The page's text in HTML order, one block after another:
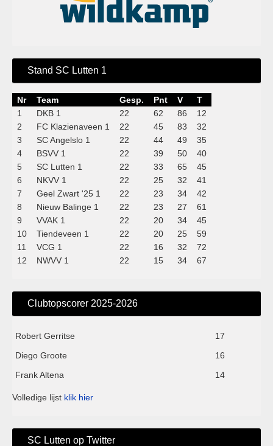
Stand SC Lutten 1
Nr Team Gesp. Pnt V
T
1
DKB 1 22 62 86
12
2
FC Klazienaveen 1 22 45 83
32
3
SC Angelslo 1 22 44 49
35
4
BSVV 1 22 39 50
40
5
SC Lutten 1 22 33 65
45
6
NKVV 1 22 25 32
41
7
Geel Zwart '25 1 22 23 34
42
8
Nieuw Balinge 1 22 23 27
61
9
VVAK 1 22 20 34
45
10
Tiendeveen 1 22 20 25
59
11
VCG 1 22 16 32
72
12
NWVV 1 22 15 34 67
Clubtopscorer 2025-2026
Robert Gerritse
17
Diego Groote
16
Frank Altena
14
Volledige lijst klik hier
SC Lutten op Twitter